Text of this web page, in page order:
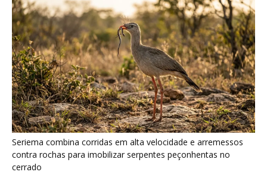
Ariranha sincroniza caça coletiva com vocalização subaquática
e cerca cardumes em rios rasos da Amazônia